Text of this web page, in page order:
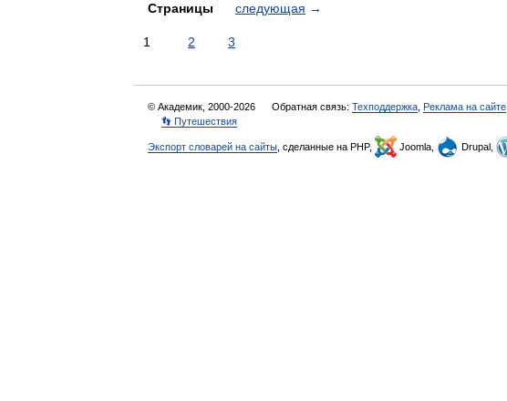
Страницы следующая →
1 2 3
© Академик, 2000-2026 Обратная связь: Техподдержка Реклама на сайте
👣 Путешествия
Экспорт словарей на сайты , сделанные на PHP, Joomla, Drupal,